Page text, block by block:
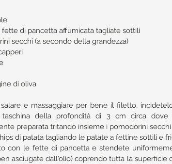
fette di pancetta affumicata tagliate sottili
secchi (a secondo della grandezza)
di oliva
e massaggiare per bene il filetto,
della profondità di 3 cm circa dove
preparata tritando insieme i pomodorini secchi
di patata tagliando le patate a fettine sottili e
con le fette di pancetta e stendete
asciugate dall'olio) coprendo tutta la superficie